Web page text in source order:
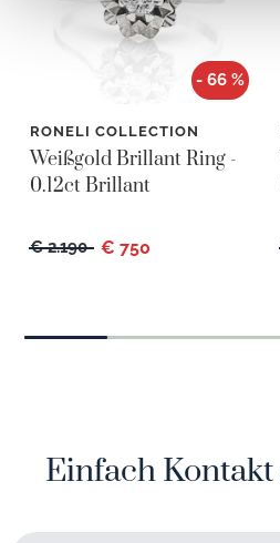
- 66 %
RONELI COLLECTION
Weißgold Brillant Ring -
0.12ct Brillant
€ 2.190 € 750
Einfach